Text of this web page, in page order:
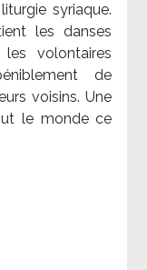
syriaque.
les danses
les volontaires
de
voisins. Une
le monde ce